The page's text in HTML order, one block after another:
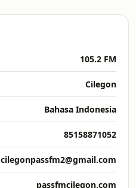
105.2 FM
Cilegon
Bahasa Indonesia
85158871052
cilegonpassfm2@gmail.com
passfmcilegon.com